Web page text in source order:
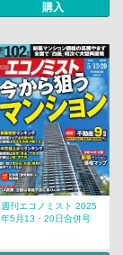
購入
週刊エコノミスト 2025
年5月13・20日合併号